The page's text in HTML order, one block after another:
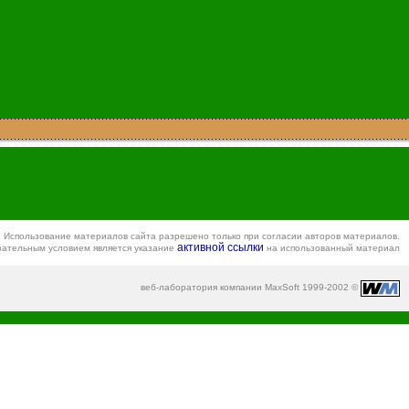
Использование материалов сайта разрешено только при согласии авторов материалов.
условием является указание активной ссылки на использованный материал
веб-лаборатория компании MaxSoft 1999-2002 ©